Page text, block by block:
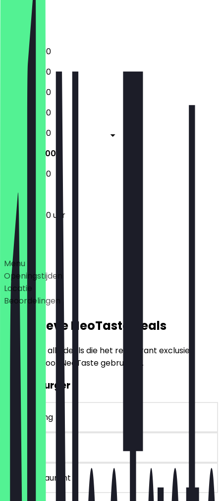
Zaterdag
Zondag
12:00 - 23:00
12:00 - 23:00
12:00 - 23:00
12:00 - 23:00
12:00 - 23:00
12:00 - 23:00
12:00 - 23:00
12:00 - 23:00 uur
Deals
Menu
Openingstijden
Locatie
Beoordelingen
Exclusieve NeoTaste Deals
Hier vind je alle deals die het restaurant exclusief
aanbiedt voor NeoTaste gebruikers.
2voor1 Burger
~£ 16 korting
in het restaurant